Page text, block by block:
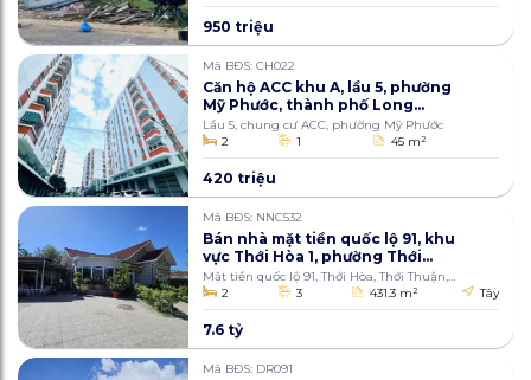
950 triệu
Mã BĐS: CH022
Căn hộ ACC khu A, lầu 5, phường
Mỹ Phước, thành phố Long
Xuyên, An Giang 45m2
Lầu 5, chung cư ACC, phường Mỹ Phước
2
1 45 m2
420 triệu
Mã BĐS: NNC532
Bán nhà mặt tiền quốc lộ 91, khu
vực Thới Hòa 1, phường Thới
Thuận, quận Thốt Nốt, thành
phố Cần Thơ 431.3m2
Mặt tiền quốc lộ 91, Thới Hòa, Thới Thuận,
Thốt Nốt, Cần Thơ
2 3 431.3 m2 Tây
7.6 tỷ
Mã BĐS: DR091